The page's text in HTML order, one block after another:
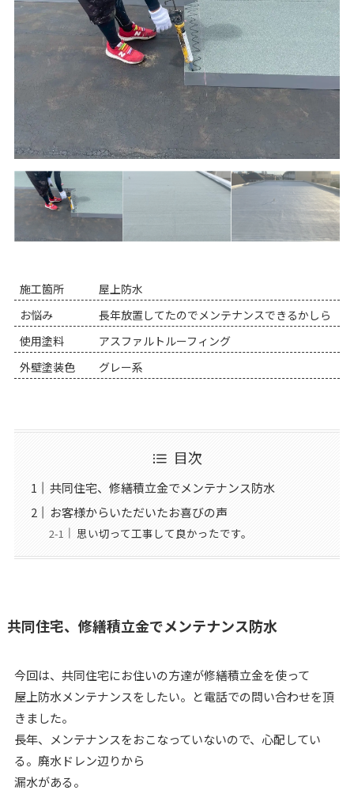
施工箇所
屋上防水
お悩み
長年放置してたのでメンテナンスできるかしら
使用塗料
アスファルトルーフィング
外壁塗装色
グレー系
目次
共同住宅、修繕積立金でメンテナンス防水
お客様からいただいたお喜びの声
思い切って工事して良かったです。
共同住宅、修繕積立金でメンテナンス防水
今回は、共同住宅にお住いの方達が修繕積立金を使って
屋上防水メンテナンスをしたい。と電話での問い合わせを頂
きました。
長年、メンテナンスをおこなっていないので、心配してい
る。廃水ドレン辺りから
漏水がある。